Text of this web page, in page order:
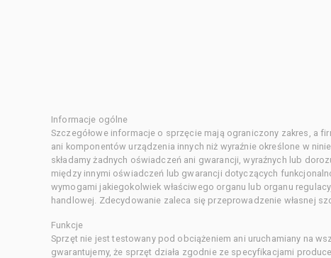
Informacje ogólne
Szczegółowe informacje o sprzęcie mają ograniczony zakres, a
ani komponentów urządzenia innych niż wyraźnie określone w
składamy żadnych oświadczeń ani gwarancji, wyraźnych lub
między innymi oświadczeń lub gwarancji dotyczących
wymogami jakiegokolwiek właściwego organu lub organu
handlowej. Zdecydowanie zaleca się przeprowadzenie własnej
Funkcje
Sprzęt nie jest testowany pod obciążeniem ani uruchamiany na
gwarantujemy, że sprzęt działa zgodnie ze specyfikacjami